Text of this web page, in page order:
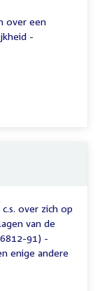
over een
-
over zich op
van de
91) -
enige andere